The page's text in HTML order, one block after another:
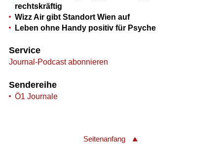
rechtskräftig
Wizz Air gibt Standort Wien auf
Leben ohne Handy positiv für Psyche
Service
Journal-Podcast abonnieren
Sendereihe
Ö1 Journale
Seitenanfang